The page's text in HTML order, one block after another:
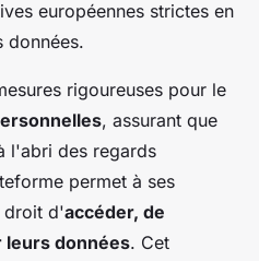
européennes strictes en
données.
rigoureuses pour le
, assurant que
l'abri des regards
permet à ses
droit d'accéder, de
données. Cet